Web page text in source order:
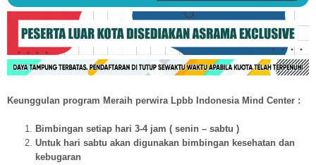
Keunggulan program Meraih perwira Lpbb Indonesia Mind Center :
Bimbingan setiap hari 3-4 jam ( senin – sabtu )
Untuk hari sabtu akan digunakan bimbingan kesehatan dan
kebugaran